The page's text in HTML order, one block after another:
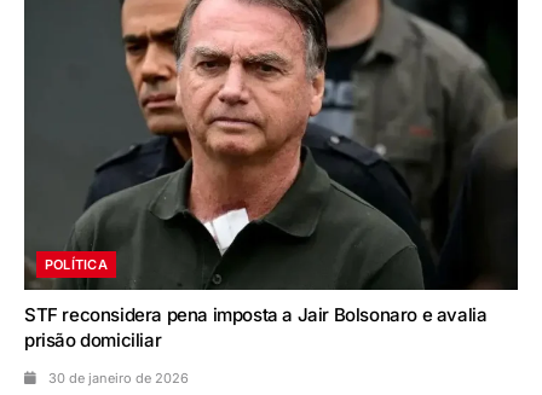
POLÍTICA
STF reconsidera pena imposta a Jair Bolsonaro e avalia
prisão domiciliar
30 de janeiro de 2026